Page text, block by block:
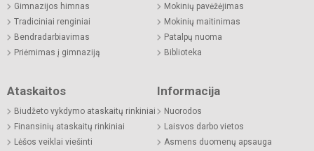
Gimnazijos himnas
Tradiciniai renginiai
Bendradarbiavimas
Priėmimas į gimnaziją
Mokinių pavėžėjimas
Mokinių maitinimas
Patalpų nuoma
Biblioteka
Ataskaitos
Biudžeto vykdymo ataskaitų rinkiniai
Finansinių ataskaitų rinkiniai
Lėšos veiklai viešinti
Informacija
Nuorodos
Laisvos darbo vietos
Asmens duomenų apsauga